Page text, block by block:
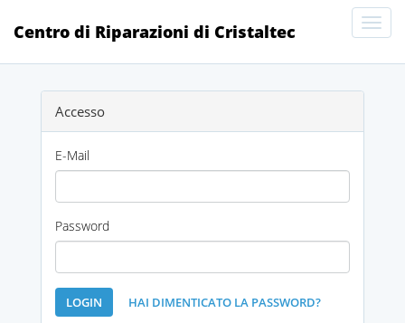
Centro di Riparazioni di Cristaltec
Accesso
E-Mail
Password
LOGIN
HAI DIMENTICATO LA PASSWORD?